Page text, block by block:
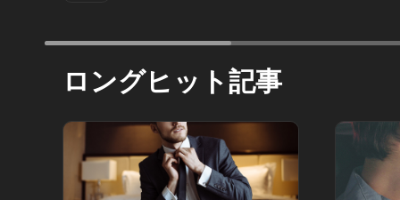
ロングヒット記事